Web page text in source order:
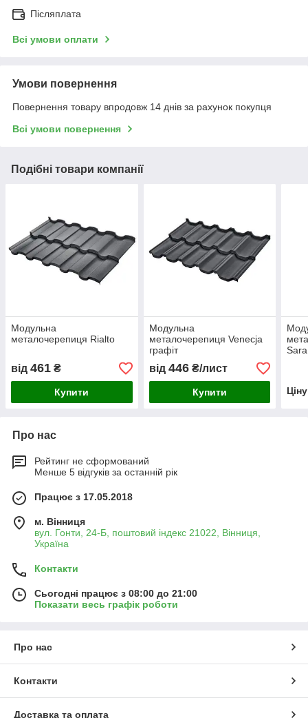
Післяплата
Всі умови оплати
Умови повернення
Повернення товару впродовж 14 днів за рахунок покупця
Всі умови повернення
Подібні товари компанії
Модульна
металочерепиця Rialto
від 461 ₴
Купити
Модульна
металочерепиця Venecja
графіт
від 446₴/лист
Купити
Sara
Про нас
Рейтинг не сформований
Менше 5 відгуків за останній рік
Працює з 17.05.2018
м. Вінниця
вул. Гонти, 24-Б, поштовий індекс 21022, Вінниця,
Україна
Контакти
Сьогодні працює з 08:00 до 21:00
Показати весь графік роботи
Про нас
Контакти
Доставка та оплата